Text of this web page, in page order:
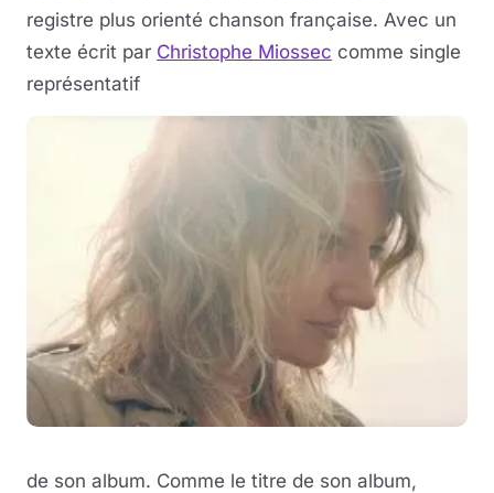
registre plus orienté chanson française. Avec un
texte écrit par Christophe Miossec comme single
représentatif
de son album. Comme le titre de son album,